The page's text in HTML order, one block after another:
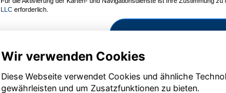
LLC erforderlich.
Zustimmen und
Wir verwenden Cookies
Diese Webseite verwendet Cookies und ähnliche
gewährleisten und um Zusatzfunktionen zu bieten.